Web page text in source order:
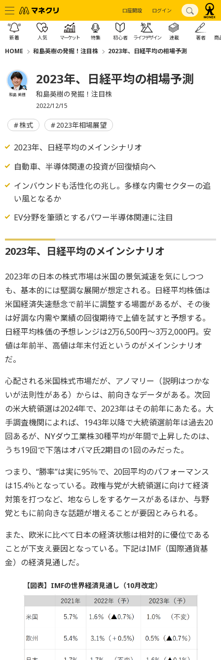
口座開設 ログイン
新着 人気 マーケット 特集 初心者 ライフデザイン 連載 著者 商
HOME 和島英樹の発掘！注目株 2023年、日経平均の相場予測
和島 英樹
2023年、日経平均の相場予測
和島英樹の発掘！注目株
2022/12/15
株式 2023年相場展望
2023年、日経平均のメインシナリオ
自動車、半導体関連の投資が回復傾向へ
インバウンドも活性化の兆し。多様な内需セクターの追
い風となるか
EV分野を筆頭とするパワー半導体関連に注目
2023年、日経平均のメインシナリオ
2023年の日本の株式市場は米国の景気減速を気にしつつ
も、基本的には堅調な展開が想定される。日経平均株価は
米国経済失速懸念で前半に調整する場面があるが、その後
は好調な内需や業績の回復期待で上値を試すと予想する。
日経平均株価の予想レンジは2万6,500円～3万2,000円。安
値は年前半、高値は年末付近というのがメインシナリオ
だ。
心配される米国株式市場だが、アノマリー（説明はつかな
いが法則性がある）からは、前向きなデータがある。次回
の米大統領選は2024年で、2023年はその前年にあたる。大
手調査機関によれば、1943年以降で大統領選前年は過去20
回あるが、NYダウ工業株30種平均が年間で上昇したのは、
うち19回で下落はオバマ氏2期目の1回のみだった。
つまり、“勝率”は実に95％で、20回平均のパフォーマンス
は15.4％となっている。政権与党が大統領選に向けて経済
対策を打つなど、地ならしをするケースがあるほか、与野
党ともに前向きな話題が増えることが要因とみられる。
また、欧米に比べて日本の経済状態は相対的に優位である
ことが下支え要因となっている。下記はIMF（国際通貨基
金）の経済見通しだ。
【図表】IMFの世界経済見通し（10月改定）